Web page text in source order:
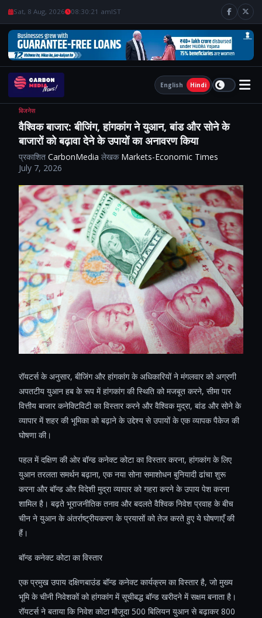
Sat, 8 Aug, 2026 08:30:22 amIST
English Hindi
बिजनेस
वैश्विक बाजार: बीजिंग, हांगकांग ने युआन, बांड और सोने के
बाजारों को बढ़ावा देने के उपायों का अनावरण किया
प्रकाशित CarbonMedia लेखक Markets-Economic Times
July 7, 2026
रॉयटर्स के अनुसार, बीजिंग और हांगकांग के अधिकारियों ने मंगलवार को अग्रणी
अपतटीय युआन हब के रूप में हांगकांग की स्थिति को मजबूत करने, सीमा पार
वित्तीय बाजार कनेक्टिविटी का विस्तार करने और वैश्विक मुद्रा, बांड और सोने के
व्यापार में शहर की भूमिका को बढ़ाने के उद्देश्य से उपायों के एक व्यापक पैकेज की
घोषणा की।
पहल में दक्षिण की ओर बॉन्ड कनेक्ट कोटा का विस्तार करना, हांगकांग के लिए
युआन तरलता समर्थन बढ़ाना, एक नया सोना समाशोधन बुनियादी ढांचा शुरू
करना और बॉन्ड और विदेशी मुद्रा व्यापार को गहरा करने के उपाय पेश करना
शामिल है। बढ़ते भूराजनीतिक तनाव और बदलते वैश्विक निवेश प्रवाह के बीच
चीन ने युआन के अंतर्राष्ट्रीयकरण के प्रयासों को तेज करते हुए ये घोषणाएँ की
हैं।
बॉन्ड कनेक्ट कोटा का विस्तार
एक प्रमुख उपाय दक्षिणबाउंड बॉन्ड कनेक्ट कार्यक्रम का विस्तार है, जो मुख्य
भूमि के चीनी निवेशकों को हांगकांग में सूचीबद्ध बॉन्ड खरीदने में सक्षम बनाता है।
रॉयटर्स ने बताया कि निवेश कोटा मौजूदा 500 बिलियन युआन से बढ़ाकर 800